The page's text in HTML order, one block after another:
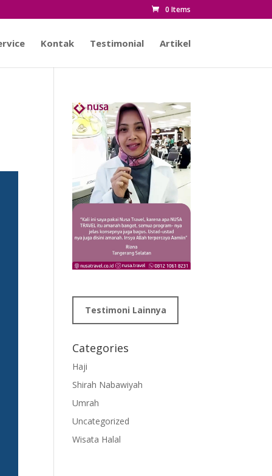
0 Items
Kontak Testimonial Artikel
Testimoni Lainnya
Categories
Haji
Shirah Nabawiyah
Umrah
Uncategorized
Wisata Halal